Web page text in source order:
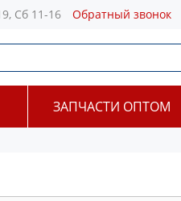
Сб 11-16 Обратный звонок
ЗАПЧАСТИ ОПТОМ